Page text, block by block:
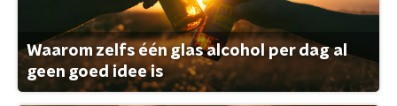
Waarom zelfs één glas alcohol per dag al
geen goed idee is